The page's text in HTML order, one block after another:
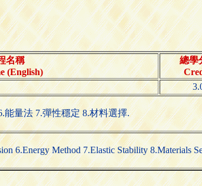
名稱
(English)
總學
量法 7.彈性穩定 8.材料選擇.
6.Energy Method 7.Elastic Stability 8.Materials